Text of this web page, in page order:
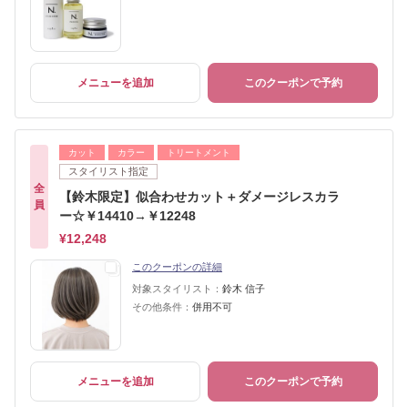
メニューを追加 このクーポンで予約
全
員
カット カラー トリートメント
スタイリスト指定
【鈴木限定】似合わせカット＋ダメージレスカラ
ー☆￥14410→￥12248
¥12,248
このクーポンの詳細
対象スタイリスト： 鈴木 信子
その他条件： 併用不可
メニューを追加 このクーポンで予約